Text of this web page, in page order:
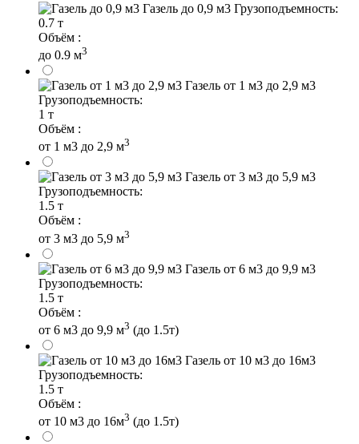
Газель до 0,9 м3 Грузоподъемность:
0.7 т
Объём :
до 0.9 м3
Газель от 1 м3 до 2,9 м3
Грузоподъемность:
1 т
Объём :
от 1 м3 до 2,9 м3
Газель от 3 м3 до 5,9 м3
Грузоподъемность:
1.5 т
Объём :
от 3 м3 до 5,9 м3
Газель от 6 м3 до 9,9 м3
Грузоподъемность:
1.5 т
Объём :
от 6 м3 до 9,9 м3 (до 1.5т)
Газель от 10 м3 до 16м3
Грузоподъемность:
1.5 т
Объём :
от 10 м3 до 16м3 (до 1.5т)